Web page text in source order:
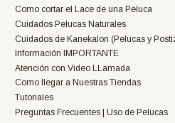
Como cortar el Lace de una Peluca
Cuidados Pelucas Naturales
Cuidados de Kanekalon (Pelucas y
Información IMPORTANTE
Atención con Video LLamada
Como llegar a Nuestras Tiendas
Tutoriales
Preguntas Frecuentes | Uso de Pelucas